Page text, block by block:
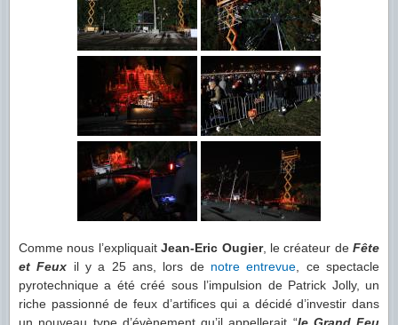
Comme nous l’expliquaitJean-Eric Ougier, le créateur de Fête
et Feux il y a 25 ans, lors de notre entrevue , ce spectacle
pyrotechnique a été créé sous l’impulsion de Patrick Jolly, un
riche passionné de feux d’artifices qui a décidé d’investir dans